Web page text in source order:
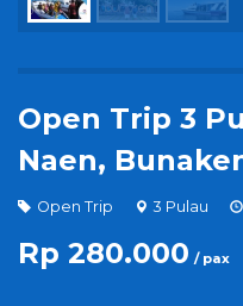
Open Trip 3
Naen,
Open Trip 3 Pulau
Rp 280.000 / pax